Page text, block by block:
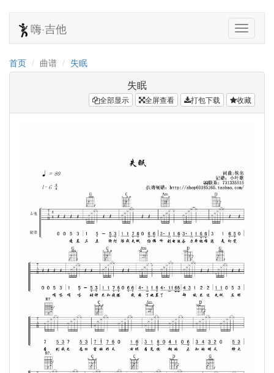
嗨·吉他
首页 曲谱 失眠
失眠
全部显示 全屏查看 打包下载 收藏